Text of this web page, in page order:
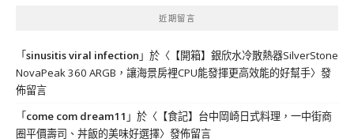
近期留言
「sinusitis viral infection 」於〈 【開箱】銀欣水冷散熱器SilverStone
NovaPeak 360 ARGB，讓海景房裡CPU能發揮更高效能的好幫手〉發
佈留言
「come com dream11 」於〈 【食記】台中岡崎日式料理，一中街商
圈平價壽司、丼飯的美味好選擇〉發佈留言